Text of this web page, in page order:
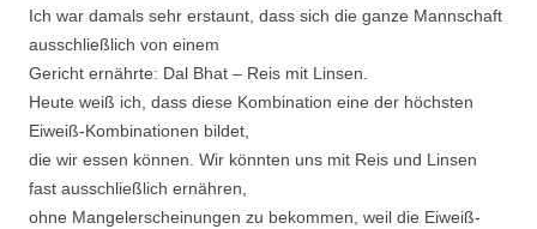
Ich war damals sehr erstaunt, dass sich die ganze Mannschaft
ausschließlich von einem
Gericht ernährte: Dal Bhat – Reis mit Linsen.
Heute weiß ich, dass diese Kombination eine der höchsten
Eiweiß-Kombinationen bildet,
die wir essen können. Wir könnten uns mit Reis und Linsen
fast ausschließlich ernähren,
ohne Mangelerscheinungen zu bekommen, weil die Eiweiß-